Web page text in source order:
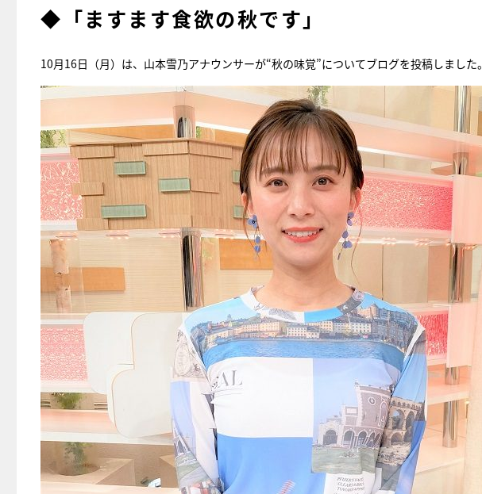
◆「ますます食欲の秋です」
10月16日（月）は、山本雪乃アナウンサーが“秋の味覚”についてブログを投稿しました。